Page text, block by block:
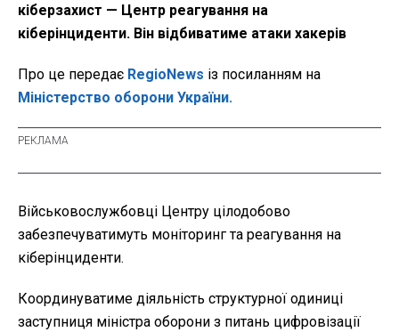
кіберзахист — Центр реагування на
кіберінциденти. Він відбиватиме атаки хакерів
Про це передає RegioNews із посиланням на
Міністерство оборони України.
Військовослужбовці Центру цілодобово
забезпечуватимуть моніторинг та реагування на
кіберінциденти.
Координуватиме діяльність структурної одиниці
заступниця міністра оборони з питань цифровізації